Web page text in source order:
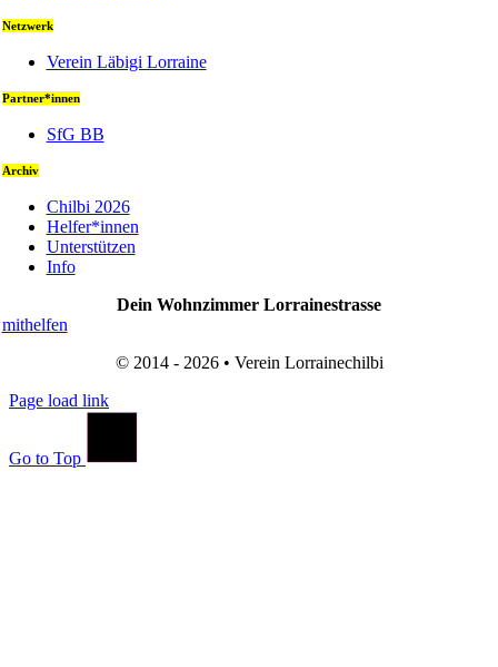
Netzwerk
Verein Läbigi Lorraine
Partner*innen
SfG BB
Archiv
Chilbi 2026
Helfer*innen
Unterstützen
Info
Dein Wohnzimmer Lorrainestrasse
mithelfen
© 2014 - 2026 • Verein Lorrainechilbi
Page load link
Go to Top